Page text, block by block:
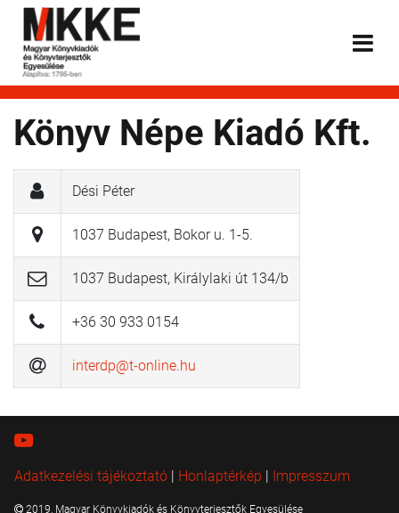
Könyv Népe Kiadó Kft.
Dési Péter
1037 Budapest, Bokor u. 1-5.
1037 Budapest, Királylaki út 134/b
+36 30 933 0154
interdp@t-online.hu
Adatkezelési tájékoztató | Honlaptérkép | Impresszum
2019, Magyar Könyvkiadók és Könyvterjesztők Egyesülése